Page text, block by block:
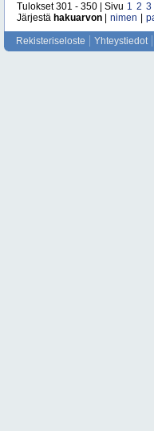
Tulokset 301 - 350 | Sivu 1 2 3
Järjestä hakuarvon nimen
Rekisteriseloste Yhteystiedot